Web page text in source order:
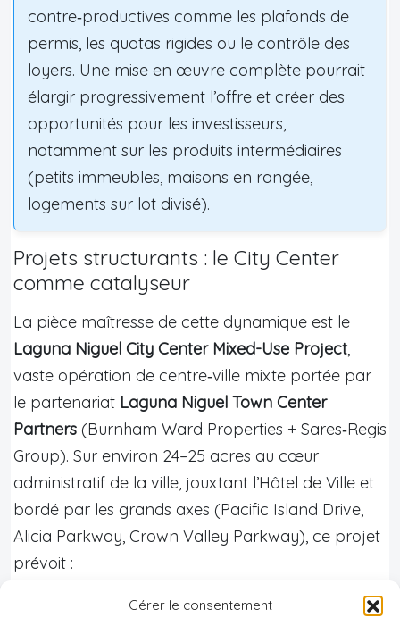
Gérer le consentement
contre‑productives comme les plafonds de
permis, les quotas rigides ou le contrôle des
loyers. Une mise en œuvre complète pourrait
élargir progressivement l’offre et créer des
opportunités pour les investisseurs,
notamment sur les produits intermédiaires
(petits immeubles, maisons en rangée,
logements sur lot divisé).
Projets structurants : le City Center
comme catalyseur
La pièce maîtresse de cette dynamique est le
Laguna Niguel City Center Mixed-Use Project,
vaste opération de centre‑ville mixte portée par
le partenariat Laguna Niguel Town Center
Partners (Burnham Ward Properties + Sares‑Regis
Group). Sur environ 24–25 acres au cœur
administratif de la ville, jouxtant l’Hôtel de Ville et
bordé par les grands axes (Pacific Island Drive,
Alicia Parkway, Crown Valley Parkway), ce projet
prévoit :